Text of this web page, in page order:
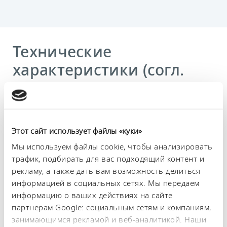
Этот сайт использует файлы «куки»
Мы используем файлы cookie, чтобы анализировать
трафик, подбирать для вас подходящий контент и
рекламу, а также дать вам возможность делиться
информацией в социальных сетях. Мы передаем
информацию о ваших действиях на сайте
партнерам Google: социальным сетям и компаниям,
занимающимся рекламой и веб-аналитикой. Наши
Технические
характеристики (согл.
DIN 12876)
25 ... 80 °C
Диапазон температуры окружающей среды
10 ... 40 °C
Постоянство температурного режима
0,1 ± K
Теплопроизводительность, макс.